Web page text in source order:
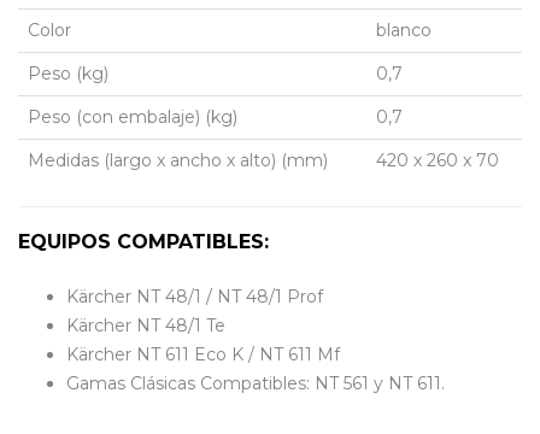
Color
blanco
Peso (kg)
0,7
Peso (con embalaje) (kg)
0,7
Medidas (largo x ancho x alto) (mm)
420 x 260 x 70
EQUIPOS COMPATIBLES:
Kärcher NT 48/1 / NT 48/1 Prof
Kärcher NT 48/1 Te
Kärcher NT 611 Eco K / NT 611 Mf
Gamas Clásicas Compatibles: NT 561 y NT 611.